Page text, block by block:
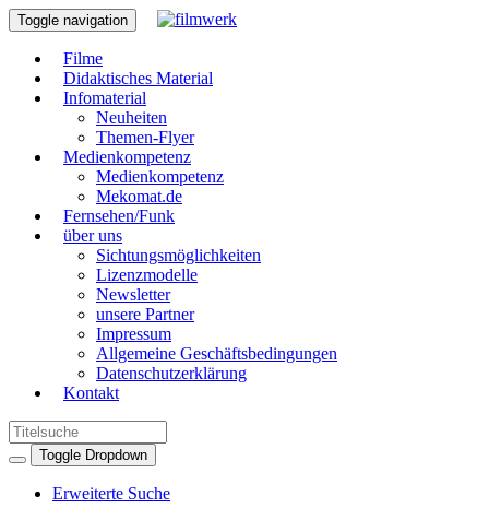
Toggle navigation
Filme
Didaktisches Material
Infomaterial
Neuheiten
Themen-Flyer
Medienkompetenz
Medienkompetenz
Mekomat.de
Fernsehen/Funk
über uns
Sichtungsmöglichkeiten
Lizenzmodelle
Newsletter
unsere Partner
Impressum
Allgemeine Geschäftsbedingungen
Datenschutzerklärung
Kontakt
Toggle Dropdown
Erweiterte Suche